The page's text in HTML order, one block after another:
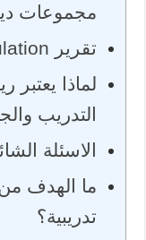
مجموعات
تقرير Cross Tabulation:
لماذا يعتبر
التدريب
الاسئلة
ما الهدف من
تدريبية؟